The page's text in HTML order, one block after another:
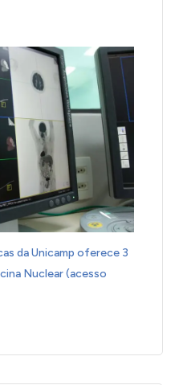
da Unicamp oferece 3
Nuclear (acesso